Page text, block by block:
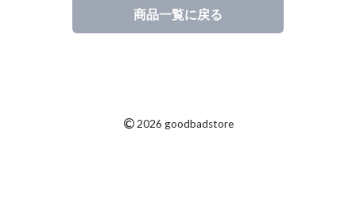
商品一覧に戻る
© 2026 goodbadstore